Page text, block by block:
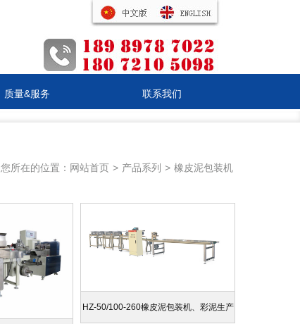
质量&服务 联系我们
您所在的位置： 网站首页 > 产品系列 > 橡皮泥包装机
HZ-50/100-260橡皮泥包装机、彩泥生产